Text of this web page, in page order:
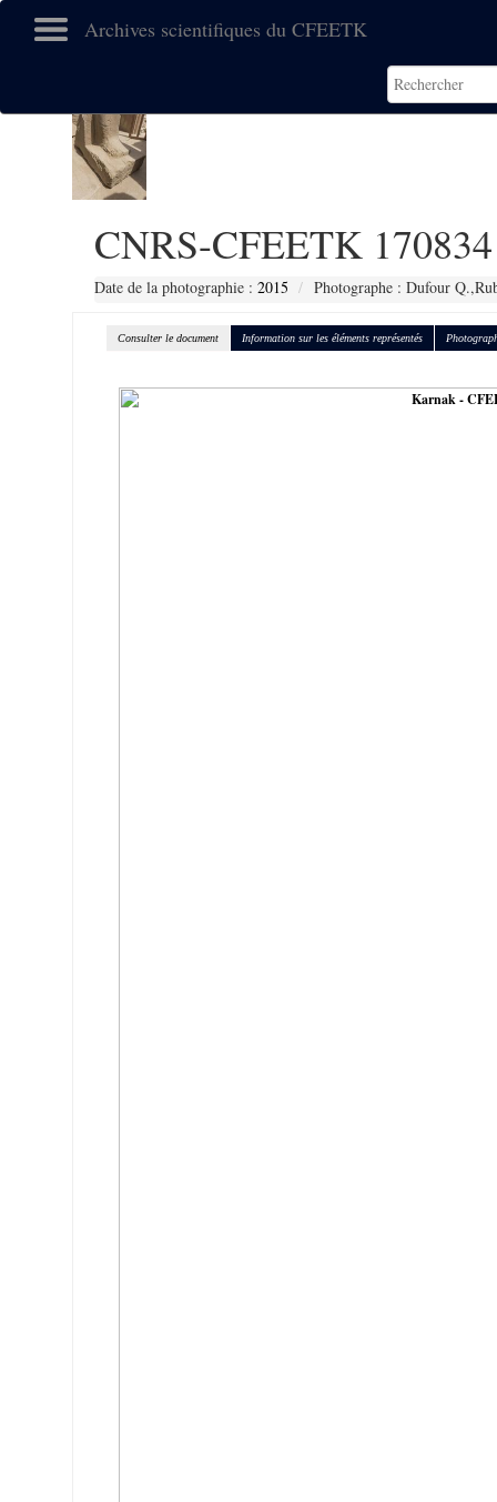
Archives scientifiques du CFEETK
CNRS-CFEETK 170834
Date de la photographie : 2015 Photographe : Dufour
Consulter le document Information sur les éléments représentés